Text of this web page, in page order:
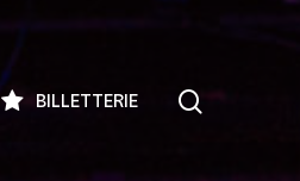
BILLETTERIE search